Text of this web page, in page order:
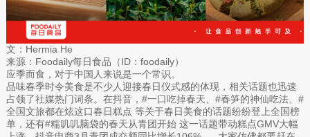
文：Hermia He
来源：Foodaily每日食品（ID：foodaily）
应季而食，对于中国人来说是一个常识。
品味春季时令美食是不少人迎接春日仪式感的体现，相关话题也迅速
占领了社媒热门词条。在抖音，#一口吃掉春天、#春笋的神仙吃法、#
全国文旅都在炫这口春日糕点 等关于春日美食的话题纷纷登上全国榜
单，还有#糯叽叽脑袋的春天从青团开始 这一话题带动糕点GMV大幅